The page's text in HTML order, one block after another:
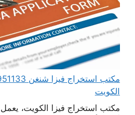
الكويت
مكتب استخراج فيزا الكويت،